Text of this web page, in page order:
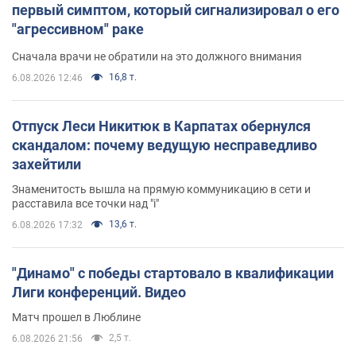
первый симптом, который сигнализировал о его
"агрессивном" раке
Сначала врачи не обратили на это должного внимания
6.08.2026 12:46 16,8 т.
Отпуск Леси Никитюк в Карпатах обернулся
скандалом: почему ведущую несправедливо
захейтили
Знаменитость вышла на прямую коммуникацию в сети и
расставила все точки над "i"
6.08.2026 17:32 13,6 т.
"Динамо" с победы стартовало в квалификации
Лиги конференций. Видео
Матч прошел в Люблине
6.08.2026 21:56 2,5 т.